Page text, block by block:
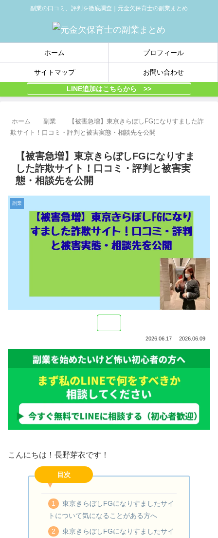
副業の口コミ、評判を徹底調査｜元金欠保育士の副業まとめ
ホーム プロフィール
サイトマップ お問い合わせ
LINE追加はこちらから >>
ホーム 副業
【被害急増】東京きらぼしFGになりすました詐
欺サイト！口コミ・評判と被害実態・相談先を公開
【被害急増】東京きらぼしFGになりすま
した詐欺サイト！口コミ・評判と被害実
態・相談先を公開
副業
2026.06.17 2026.06.09
こんにちは！長野芽衣です！
目次
東京きらぼしFGになりすましたサイ
トについて気になることがある方へ
東京きらぼしFGになりすましたサイ